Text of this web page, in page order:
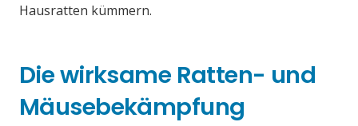
Hausratten kümmern.
Die wirksame Ratten- und
Mäusebekämpfung